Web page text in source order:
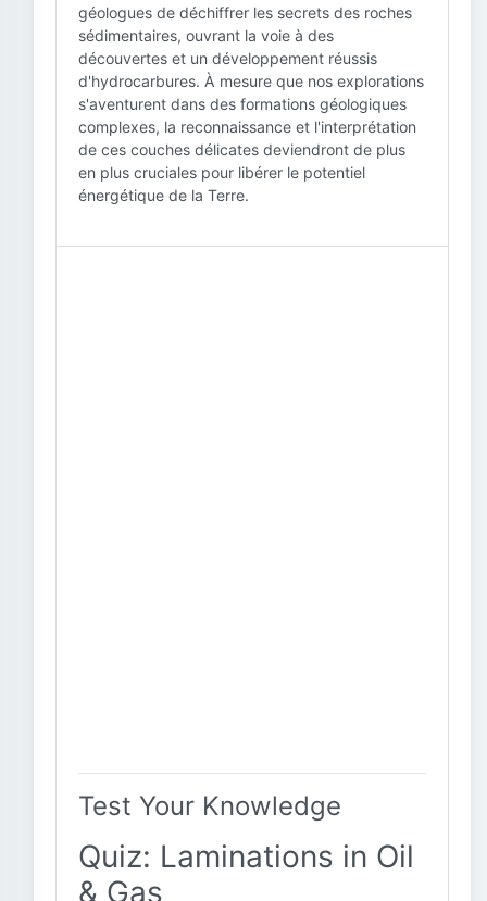
géologues de déchiffrer les secrets des roches
sédimentaires, ouvrant la voie à des
découvertes et un développement réussis
d'hydrocarbures. À mesure que nos explorations
s'aventurent dans des formations géologiques
complexes, la reconnaissance et l'interprétation
de ces couches délicates deviendront de plus
en plus cruciales pour libérer le potentiel
énergétique de la Terre.
Test Your Knowledge
Quiz: Laminations in Oil
& Gas